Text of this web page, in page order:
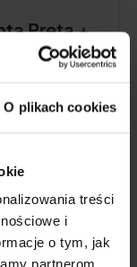
O plikach cookies
treści
i
o tym, jak
partnerom
Preta +